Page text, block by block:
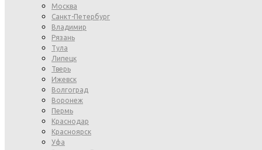
Москва
Санкт-Петербург
Владимир
Рязань
Тула
Липецк
Тверь
Ижевск
Волгоград
Воронеж
Пермь
Краснодар
Красноярск
Уфа